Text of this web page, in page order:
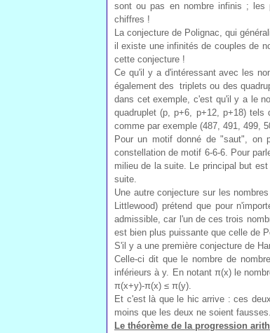
sont ou pas en nombre infinis ; les
chiffres !
La conjecture de Polignac, qui
il existe une infinités de couples de
cette conjecture !
Ce qu'il y a d'intéressant avec les
également des triplets ou des
dans cet exemple, c'est qu'il y a le
quadruplet (p, p+6, p+12, p+18)
comme par exemple (487, 491, 499,
Pour un motif donné de "saut", on
constellation de motif 6-6-6. Pour
milieu de la suite. Le principal but
suite.
Une autre conjecture sur les
Littlewood) prétend que pour
admissible, car l'un de ces trois
est bien plus puissante que celle de
S'il y a une première conjecture de
Celle-ci dit que le nombre de
inférieurs à y. En notant π(x) le
π(x+y)-π(x) ≤ π(y).
Et c'est là que le hic arrive : ces
moins que les deux ne soient
Le théorème de la progression